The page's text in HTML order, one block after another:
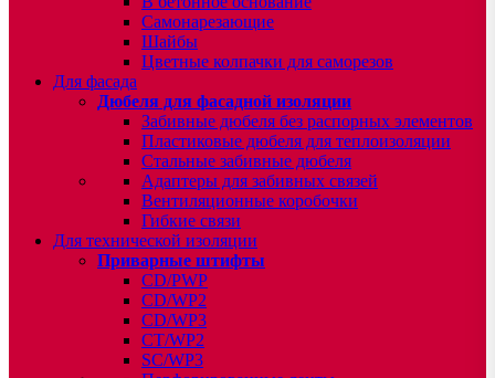
Самонарезающие
Шайбы
Цветные колпачки для саморезов
Для фасада
Дюбеля для фасадной изоляции
Забивные дюбеля без распорных элементов
Пластиковые дюбеля для теплоизоляции
Стальные забивные дюбеля
Адаптеры для забивных связей
Вентиляционные коробочки
Гибкие связи
Для технической изоляции
Приварные штифты
CD/PWP
CD/WP2
CD/WP3
CT/WP2
SC/WP3